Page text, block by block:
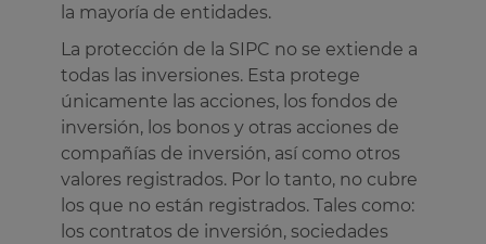
la mayoría de entidades.
La protección de la SIPC no se extiende a
todas las inversiones. Esta protege
únicamente las acciones, los fondos de
inversión, los bonos y otras acciones de
compañías de inversión, así como otros
valores registrados. Por lo tanto, no cubre
los que no están registrados. Tales como:
los contratos de inversión, sociedades